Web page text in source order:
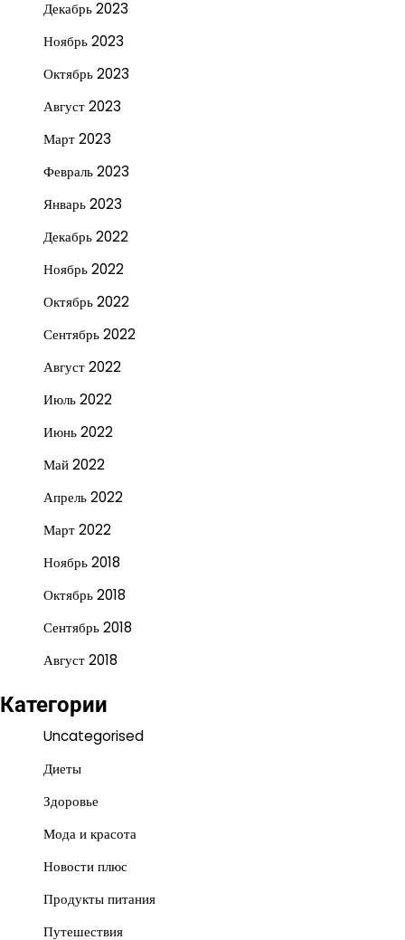
Декабрь 2023
Ноябрь 2023
Октябрь 2023
Август 2023
Март 2023
Февраль 2023
Январь 2023
Декабрь 2022
Ноябрь 2022
Октябрь 2022
Сентябрь 2022
Август 2022
Июль 2022
Июнь 2022
Май 2022
Апрель 2022
Март 2022
Ноябрь 2018
Октябрь 2018
Сентябрь 2018
Август 2018
Категории
Uncategorised
Диеты
Здоровье
Мода и красота
Новости плюс
Продукты питания
Путешествия